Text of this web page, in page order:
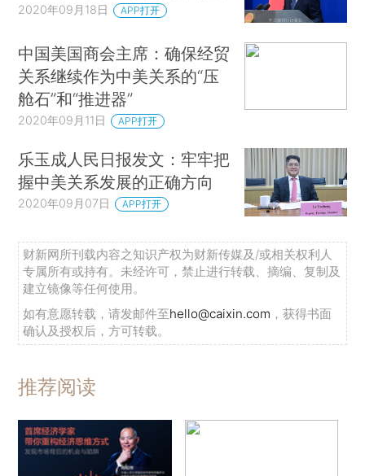
2020年09月18日 APP打开
中国美国商会主席：确保经贸
关系继续作为中美关系的“压
舱石”和“推进器”
2020年09月11日 APP打开
乐玉成人民日报发文：牢牢把
握中美关系发展的正确方向
2020年09月07日 APP打开
财新网所刊载内容之知识产权为财新传媒及/或相关权利人
专属所有或持有。未经许可，禁止进行转载、摘编、复制及
建立镜像等任何使用。
如有意愿转载，请发邮件至hello@caixin.com ，获得书面
确认及授权后，方可转载。
推荐阅读